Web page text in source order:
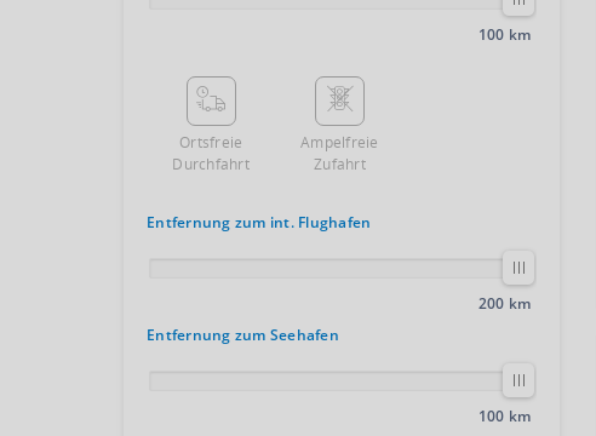
100 km
Ortsfreie
Durchfahrt
Ampelfreie
Zufahrt
Entfernung zum int. Flughafen
200 km
Entfernung zum Seehafen
100 km